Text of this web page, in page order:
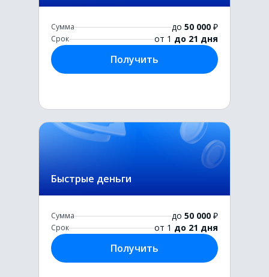
Сумма до 50 000 ₽
Срок от 1 до 21 дня
Получить
Быстрые деньги
Сумма до 50 000 ₽
Срок от 1 до 21 дня
Получить